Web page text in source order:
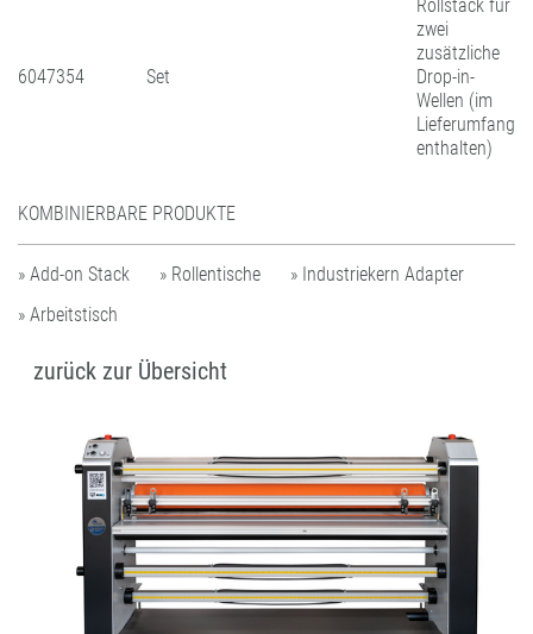
6047354 Set
Rollstack für
zwei
zusätzliche
Drop-in-
Wellen (im
Lieferumfang
enthalten)
KOMBINIERBARE PRODUKTE
» Add-on Stack » Rollentische
» Industriekern Adapter
» Arbeitstisch
zurück zur Übersicht